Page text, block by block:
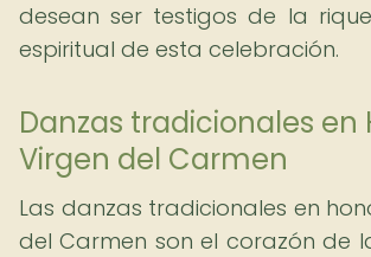
desean ser testigos de la
espiritual de esta celebración.
Danzas tradicionales en
Virgen del Carmen
Las danzas tradicionales en
del Carmen son el corazón de